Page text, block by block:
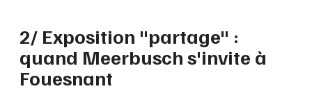
2/ Exposition "partage" :
quand Meerbusch s'invite à
Fouesnant